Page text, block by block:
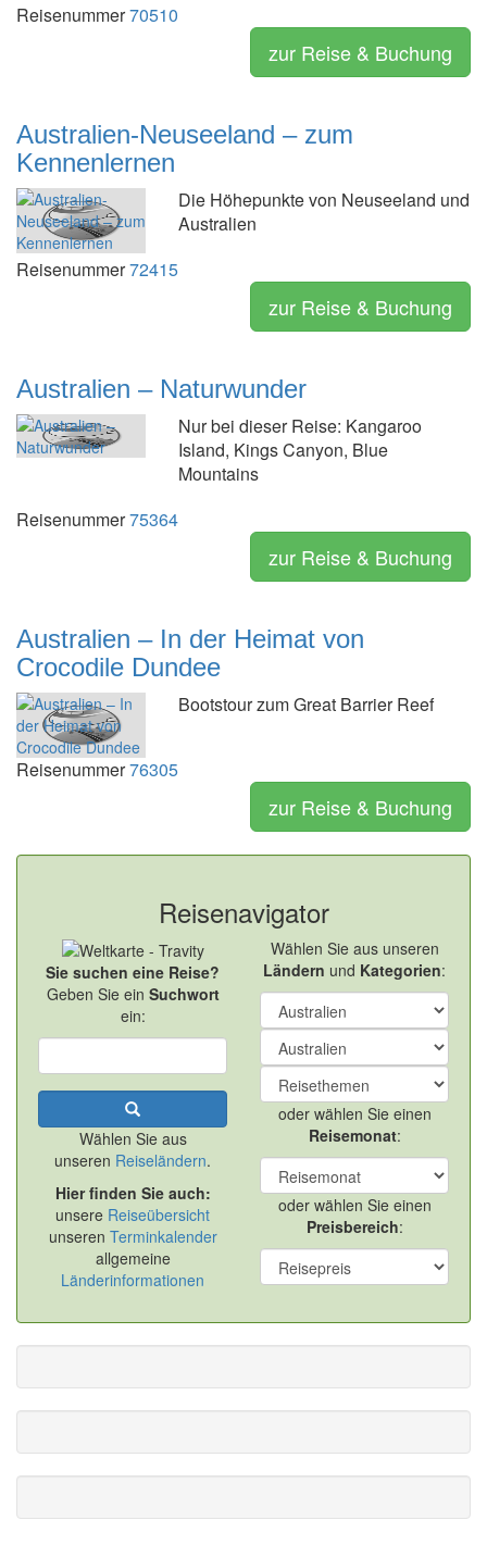
Reisenummer70510
zur Reise & Buchung
Australien-Neuseeland – zum
Kennenlernen
Die Höhepunkte von Neuseeland und
Australien
Reisenummer72415
zur Reise & Buchung
Australien – Naturwunder
Nur bei dieser Reise: Kangaroo
Island, Kings Canyon, Blue
Mountains
Reisenummer75364
zur Reise & Buchung
Australien – In der Heimat von
Crocodile Dundee
Bootstour zum Great Barrier Reef
Reisenummer76305
zur Reise & Buchung
Reisenavigator
Sie suchen eine Reise?
Geben Sie ein Suchwort
ein:
Wählen Sie aus
unseren Reiseländern.
Hier finden Sie auch:
unsere Reiseübersicht
unseren Terminkalender
allgemeine
Länderinformationen
Wählen Sie aus unseren
Ländern und Kategorien:
oder wählen Sie einen
Reisemonat:
oder wählen Sie einen
Preisbereich: